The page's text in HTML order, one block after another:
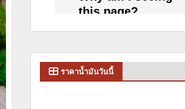
ราคาน้ำมันวันนี้